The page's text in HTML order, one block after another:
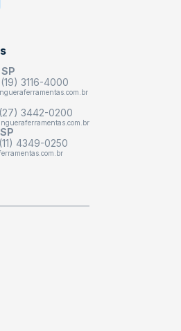
3116-4000
3442-0200
4349-0250